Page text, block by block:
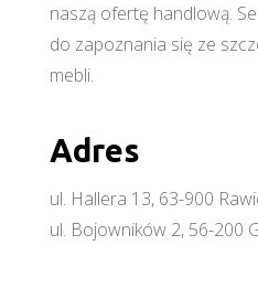
naszą ofertę handlową.
do zapoznania się ze
mebli.
Adres
ul. Hallera 13, 63-900
ul. Bojowników 2, 56-200